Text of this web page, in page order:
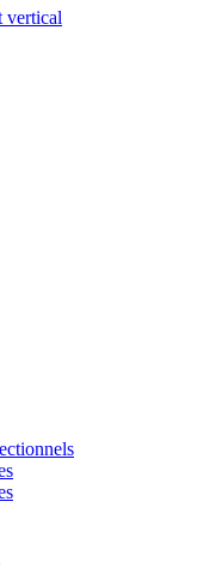
vertical